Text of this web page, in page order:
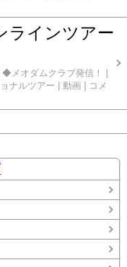
ラインツアー
◆メオダムクラブ発信！
ナルツアー 動画
コメ